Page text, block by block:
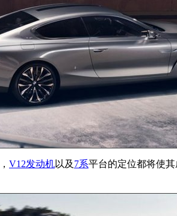
， V12发动机以及 7系平台的定位都将使